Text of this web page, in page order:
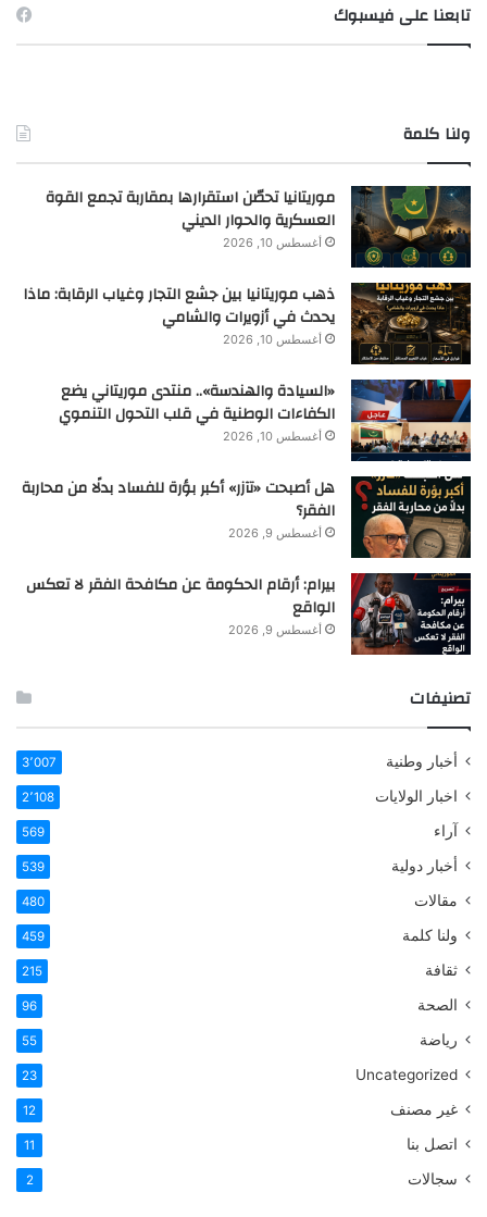
تابعنا على فيسبوك
ولنا كلمة
موريتانيا تحصّن استقرارها بمقاربة تجمع القوة
العسكرية والحوار الديني
أغسطس 10, 2026
ذهب موريتانيا بين جشع التجار وغياب الرقابة: ماذا
يحدث في أزويرات والشامي
أغسطس 10, 2026
«السيادة والهندسة».. منتدى موريتاني يضع
الكفاءات الوطنية في قلب التحول التنموي
أغسطس 10, 2026
هل أصبحت «تآزر» أكبر بؤرة للفساد بدلًا من محاربة
الفقر؟
أغسطس 9, 2026
بيرام: أرقام الحكومة عن مكافحة الفقر لا تعكس
الواقع
أغسطس 9, 2026
تصنيفات
أخبار وطنية 3٬007
اخبار الولايات 2٬108
آراء 569
أخبار دولية 539
مقالات 480
ولنا كلمة 459
ثقافة 215
الصحة 96
رياضة 55
Uncategorized
23
غير مصنف 12
اتصل بنا 11
سجالات 2